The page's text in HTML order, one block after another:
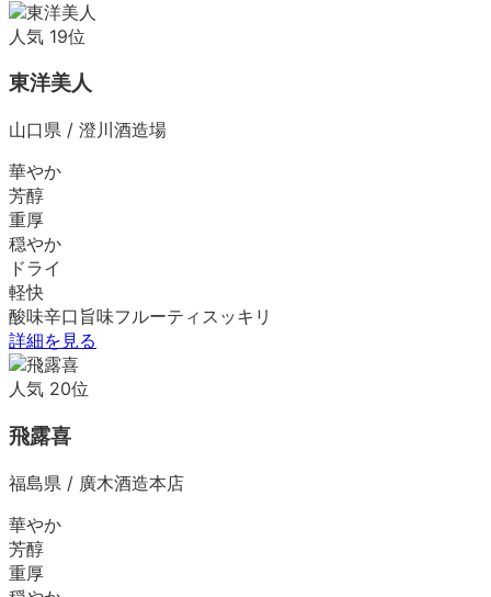
人気 19位
東洋美人
山口県 / 澄川酒造場
華やか
芳醇
重厚
穏やか
ドライ
軽快
酸味辛口 旨味フルーティ スッキリ
詳細を見る
人気 20位
飛露喜
福島県 / 廣木酒造本店
華やか
芳醇
重厚